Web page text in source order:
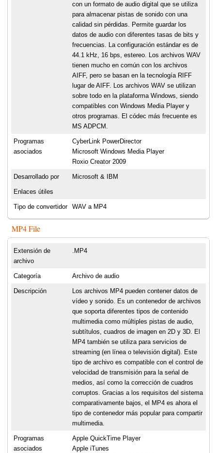
con un formato de audio digital que se utiliza
para almacenar pistas de sonido con una
calidad sin pérdidas. Permite guardar los
datos de audio con diferentes tasas de bits y
frecuencias. La configuración estándar es de
44.1 kHz, 16 bps, estereo. Los archivos WAV
tienen mucho en común con los archivos
AIFF, pero se basan en la tecnología RIFF
lugar de AIFF. Los archivos WAV se utilizan
sobre todo en la plataforma Windows, siendo
compatibles con Windows Media Player y
otros programas. El códec más frecuente es
MS ADPCM.
Programas
asociados
CyberLink PowerDirector
Microsoft Windows Media Player
Roxio Creator 2009
Desarrollado por Microsoft & IBM
Enlaces útiles
Tipo de convertidor WAV a MP4
MP4 File
Extensión de
archivo
.MP4
Categoría Archivo de audio
Descripción
Los archivos MP4 pueden contener datos de
vídeo y sonido. Es un contenedor de archivos
que soporta diferentes tipos de contenido
multimedia como múltiples pistas de audio,
subtítulos, cuadros de imagen en 2D y 3D. El
MP4 también se utiliza para servicios de
streaming (en línea o televisión digital). Este
tipo de archivo es compatible con el control de
velocidad de transmisión para la seńal de
medios, así como la corrección de cuadros
corruptos. Gracias a los requisitos del sistema
comparativamente bajos, el MP4 es ahora el
tipo de contenedor más popular para compartir
multimedia.
Programas
asociados
Apple QuickTime Player
Apple iTunes